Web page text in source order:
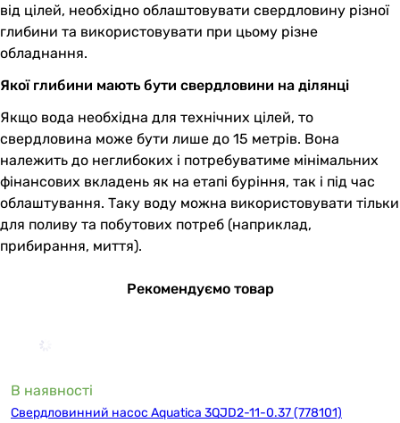
від цілей, необхідно облаштовувати свердловину різної
глибини та використовувати при цьому різне
обладнання.
Якої глибини мають бути свердловини на ділянці
Якщо вода необхідна для технічних цілей, то
свердловина може бути лише до 15 метрів. Вона
належить до неглибоких і потребуватиме мінімальних
фінансових вкладень як на етапі буріння, так і під час
облаштування. Таку воду можна використовувати тільки
для поливу та побутових потреб (наприклад,
прибирання, миття).
Рекомендуємо товар
В наявності
Свердловинний насос Aquatica 3QJD2-11-0.37 (778101)